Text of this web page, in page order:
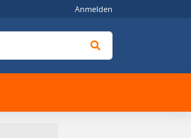
Anmelden